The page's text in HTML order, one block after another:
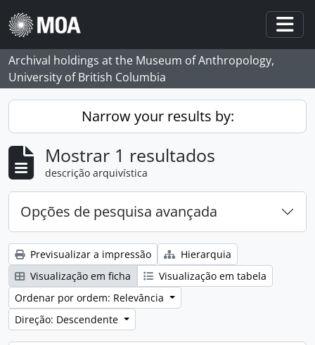
Skip to main content
Archival holdings at the Museum of Anthropology,
University of British Columbia
Narrow your results by:
Mostrar 1 resultados
descrição arquivística
Opções de pesquisa avançada
Previsualizar a impressão
Hierarquia
Visualização em ficha
Visualização em tabela
Ordenar por ordem: Relevância
Direção: Descendente